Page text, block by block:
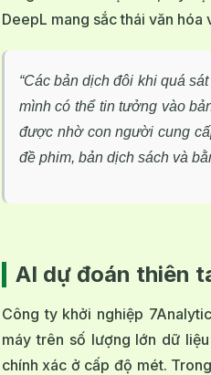
DeepL mang sắc thái văn
“Các bản dịch đôi khi quá
mình có thể tin tưởng vào
được nhờ con người cung
đề phim, bản dịch sách và
AI dự đoán thiên
Công ty khởi nghiệp
máy trên số lượng lớn dữ
chính xác ở cấp độ mét.